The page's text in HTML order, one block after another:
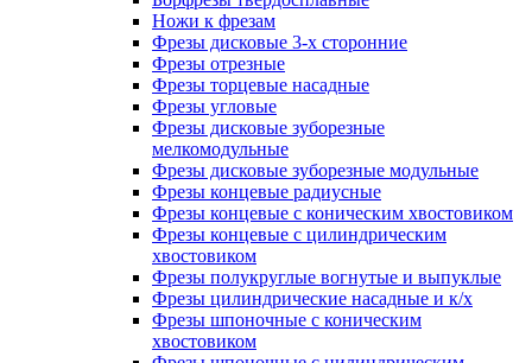
Ножи к фрезам
Фрезы дисковые 3-х сторонние
Фрезы отрезные
Фрезы торцевые насадные
Фрезы угловые
Фрезы дисковые зуборезные
мелкомодульные
Фрезы дисковые зуборезные модульные
Фрезы концевые радиусные
Фрезы концевые с коническим хвостовиком
Фрезы концевые с цилиндрическим
хвостовиком
Фрезы полукруглые вогнутые и выпуклые
Фрезы цилиндрические насадные и к/х
Фрезы шпоночные с коническим
хвостовиком